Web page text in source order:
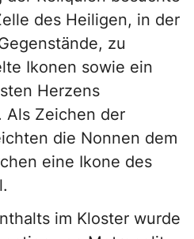
des Heiligen, in der
zu
Ikonen sowie ein
Herzens
Als Zeichen der
die Nonnen dem
eine Ikone des
im Kloster wurde